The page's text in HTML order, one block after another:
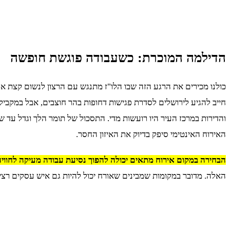
הדילמה המוכרת: כשעבודה פוגשת חופשה
כולנו מכירים את הרגע הזה שבו הלו"ז מתנגש עם הרצון לנשום
חייב להגיע לירושלים לסדרת פגישות דחופות בהר חוצבים, אבל
והדירות במרכז העיר היו רועשות מדי. התסכול של תומר הלך וגדל
האירוח האינטימי סיפק בדיוק את האיזון החסר.
הבחירה במקום אירוח מתאים יכולה להפוך נסיעת עבודה מעיקה
האלה. מדובר במקומות שמבינים שאורח יכול להיות גם איש עסקים